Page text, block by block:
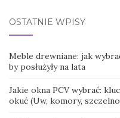
OSTATNIE WPISY
Meble drewniane: jak
by posłużyły na lata
Jakie okna PCV wybrać:
okuć (Uw, komory,